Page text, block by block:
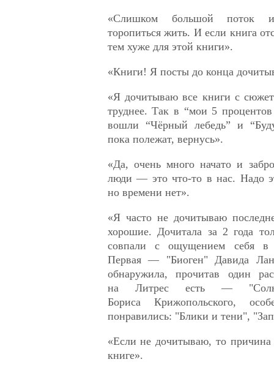
«Слишком большой поток
торопиться жить. И если книга
тем хуже для этой книги».
«Книги! Я посты до конца
«Я дочитываю все книги с
труднее. Так в “мои 5
вошли “Чёрный лебедь” и
пока полежат, вернусь».
«Да, очень много начато и
люди — это что-то в нас. Надо
но времени нет».
«Я часто не дочитываю
хорошие. Дочитала за 2 года
совпали с ощущением себя в
Первая — "Биоген" Давида
обнаружила, прочитав один
на Литрес есть —
Бориса Крижопольского,
понравились: "Блики и тени",
«Если не дочитываю, то
книге».